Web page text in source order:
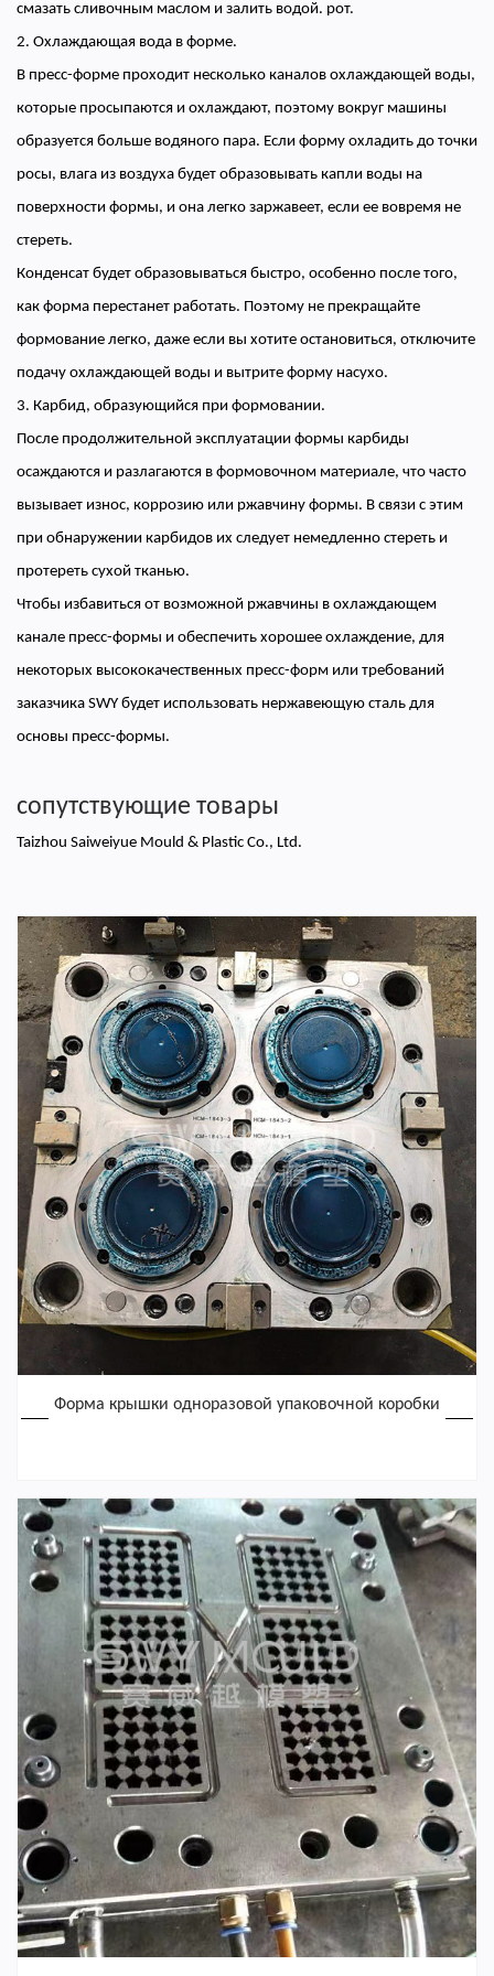
смазать сливочным маслом и залить водой. рот.
2. Охлаждающая вода в форме.
В пресс-форме проходит несколько каналов охлаждающей воды,
которые просыпаются и охлаждают, поэтому вокруг машины
образуется больше водяного пара. Если форму охладить до точки
росы, влага из воздуха будет образовывать капли воды на
поверхности формы, и она легко заржавеет, если ее вовремя не
стереть.
Конденсат будет образовываться быстро, особенно после того,
как форма перестанет работать. Поэтому не прекращайте
формование легко, даже если вы хотите остановиться, отключите
подачу охлаждающей воды и вытрите форму насухо.
3. Карбид, образующийся при формовании.
После продолжительной эксплуатации формы карбиды
осаждаются и разлагаются в формовочном материале, что часто
вызывает износ, коррозию или ржавчину формы. В связи с этим
при обнаружении карбидов их следует немедленно стереть и
протереть сухой тканью.
Чтобы избавиться от возможной ржавчины в охлаждающем
канале пресс-формы и обеспечить хорошее охлаждение, для
некоторых высококачественных пресс-форм или требований
заказчика SWY будет использовать нержавеющую сталь для
основы пресс-формы.
сопутствующие товары
Taizhou Saiweiyue Mould & Plastic Co., Ltd.
Форма крышки одноразовой упаковочной коробки